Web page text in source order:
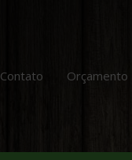
Contato Orçamento